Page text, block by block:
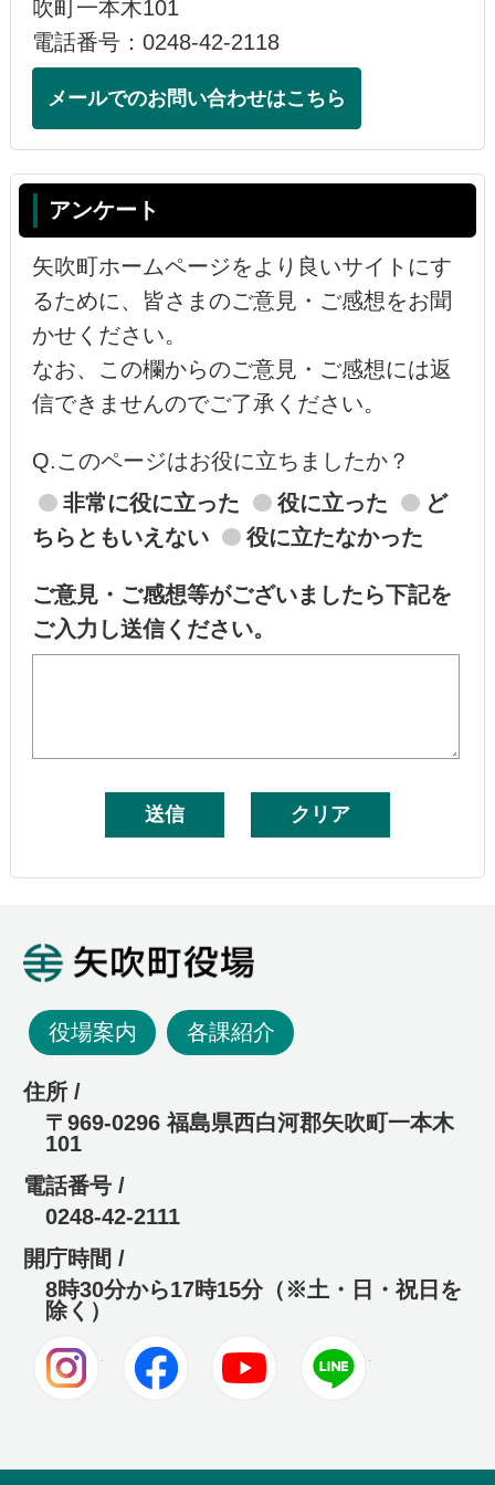
吹町一本木101
電話番号：0248-42-2118
メールでのお問い合わせはこちら
アンケート
矢吹町ホームページをより良いサイトにす
るために、皆さまのご意見・ご感想をお聞
かせください。
なお、この欄からのご意見・ご感想には返
信できませんのでご了承ください。
Q.このページはお役に立ちましたか？
非常に役に立った
役に立った
ど
ちらともいえない
役に立たなかった
ご意見・ご感想等がございましたら下記を
ご入力し送信ください。
役場案内 各課紹介
住所 /
〒969-0296 福島県西白河郡矢吹町一本木
101
電話番号 /
0248-42-2111
開庁時間 /
8時30分から17時15分（※土・日・祝日を
除く）
Instagram Facebook Youtube